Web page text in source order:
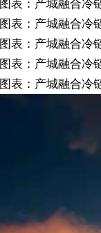
图表：产城融合冷
图表：产城融合冷
图表：产城融合冷
图表：产城融合冷
图表：产城融合冷